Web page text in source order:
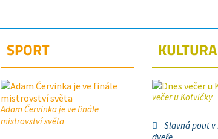
SPORT
Adam Červinka je ve finále
mistrovství světa
KULTURA
večer u Kotvičky
Slavná pouť v